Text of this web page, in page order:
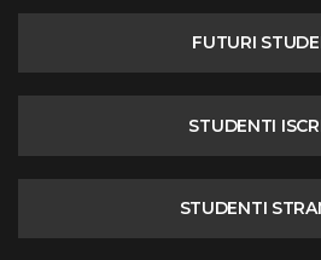
FUTURI
STUDENTI
STUDENTI